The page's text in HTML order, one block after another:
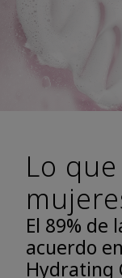
Lo
El 89% de
acuerdo
Hydrating